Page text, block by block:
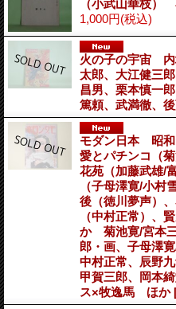
（小武山華枝）
1,000円(税込)
火の子の宇宙
太郎、大江健三
昌男、栗本慎一
篤頼、武満徹、
モダン日本 昭和
愛とパチンコ（
花苑（加藤武雄/
（子母澤寛/小村
後（徳川夢声）
（中村正常）、
か 菊池寛/宮本
郎・画、子母澤
中村正常、辰野
甲賀三郎、岡本
ス×牧逸馬 ほか